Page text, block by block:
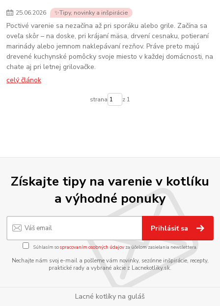
25.06.2026 ✨Tipy, novinky a inšpirácie
Poctivé varenie sa nezačína až pri sporáku alebo grile. Začína sa
oveľa skôr – na doske, pri krájaní mäsa, drvení cesnaku, potieraní
marinády alebo jemnom naklepávaní rezňov. Práve preto majú
drevené kuchynské pomôcky svoje miesto v každej domácnosti, na
chate aj pri letnej grilovačke.
celý článok
strana z 1
Získajte tipy na varenie v kotlíku
a výhodné ponuky
Prihlásiť sa
Súhlasím sospracovaním osobných údajov za účelom zasielania newslettera.
Nechajte nám svoj e-mail a pošleme vám novinky, sezónne inšpirácie, recepty,
praktické rady a vybrané akcie z Lacnekotliky.sk.
Lacné kotlíky na guláš